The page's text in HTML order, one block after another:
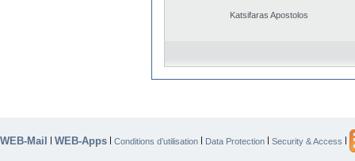
Katsifaras Apostolos
WEB-Mail WEB-Apps Conditions d’utilisation Data Protection Security & Access